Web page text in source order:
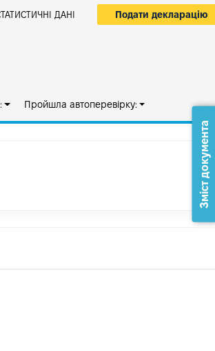
ДАНІ Подати декларацію
Пройшла автоперевірку:
Зміст документа